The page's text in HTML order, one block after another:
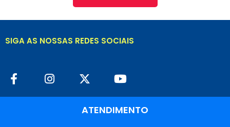
SIGA AS NOSSAS REDES SOCIAIS
ATENDIMENTO